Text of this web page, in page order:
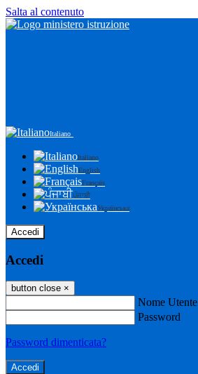
Salta al contenuto
Italiano
Italiano
English
Français
ਪੰਜਾਬੀ
Українська
Accedi
Accedi
button close ×
Nome Utente
Password
Password dimenticata?